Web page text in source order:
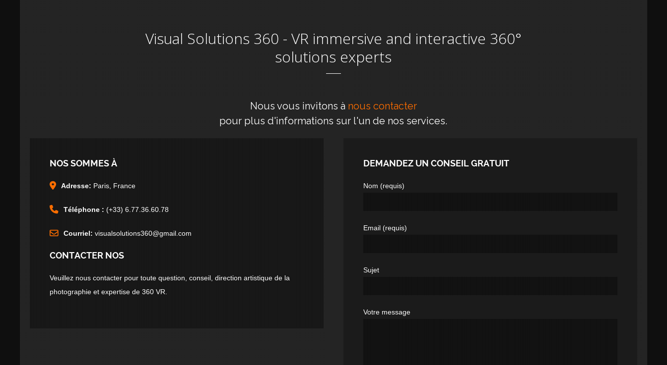
Visual Solutions 360 - VR immersive and interactive 360°
solutions experts
Nous vous invitons à nous contacter
pour plus d'informations sur l'un de nos services.
NOS SOMMES À
Adresse: Paris, France
Téléphone : (+33) 6.77.36.60.78
Courriel: visualsolutions360@gmail.com
CONTACTER NOS
Veuillez nous contacter pour toute question, conseil, direction artistique de la
photographie et expertise de 360 VR.
DEMANDEZ UN CONSEIL GRATUIT
Nom (requis)
Email (requis)
Sujet
Votre message